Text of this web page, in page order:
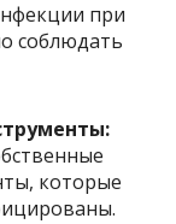
при
соблюдать
которые